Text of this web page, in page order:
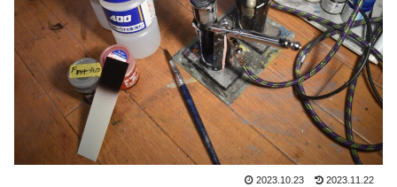
2023.10.23 2023.11.22